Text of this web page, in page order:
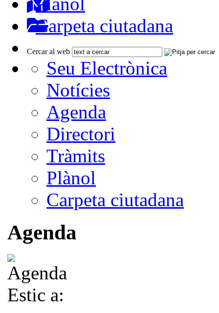
Carpeta ciutadana
Cercar al web
Seu Electrònica
Notícies
Agenda
Directori
Tràmits
Plànol
Carpeta ciutadana
Agenda
Estic a: